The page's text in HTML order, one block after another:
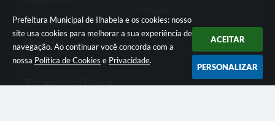
Prefeitura Municipal de Ilhabela e os cookies: nosso
site usa cookies para melhorar a sua experiência de
navegação. Ao continuar você concorda com a
nossa Política de Cookies e Privacidade.
ACEITAR
PERSONALIZAR
Telefones Úteis
Ouvidoria
SIC